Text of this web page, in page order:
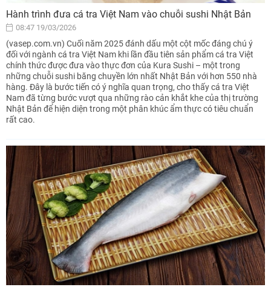
Hành trình đưa cá tra Việt Nam vào chuỗi sushi Nhật Bản
08:47 19/03/2026
(vasep.com.vn) Cuối năm 2025 đánh dấu một cột mốc đáng chú ý
đối với ngành cá tra Việt Nam khi lần đầu tiên sản phẩm cá tra Việt
chính thức được đưa vào thực đơn của Kura Sushi – một trong
những chuỗi sushi băng chuyền lớn nhất Nhật Bản với hơn 550 nhà
hàng. Đây là bước tiến có ý nghĩa quan trọng, cho thấy cá tra Việt
Nam đã từng bước vượt qua những rào cản khắt khe của thị trường
Nhật Bản để hiện diện trong một phân khúc ẩm thực có tiêu chuẩn
rất cao.